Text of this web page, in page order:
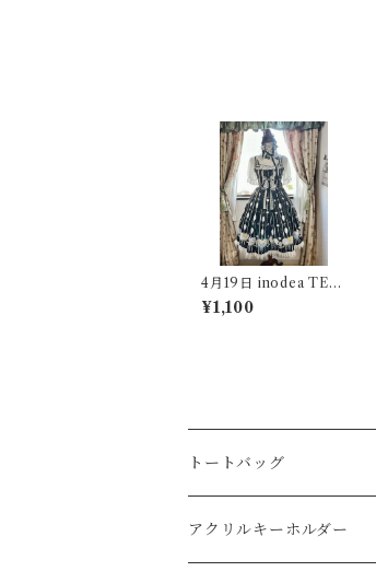
4月19日 inodea TEA
PARTY用 【コーデ
②】
¥1,100
トートバッグ
艸香龍之介氏コラボ
アクリルキーホルダー